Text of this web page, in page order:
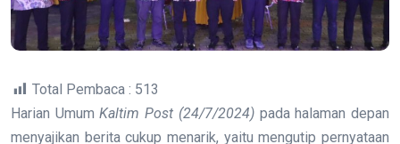
Total Pembaca : 513
Harian UmumKaltim Post (24/7/2024)pada halaman depan
menyajikan berita cukup menarik, yaitu mengutip pernyataan